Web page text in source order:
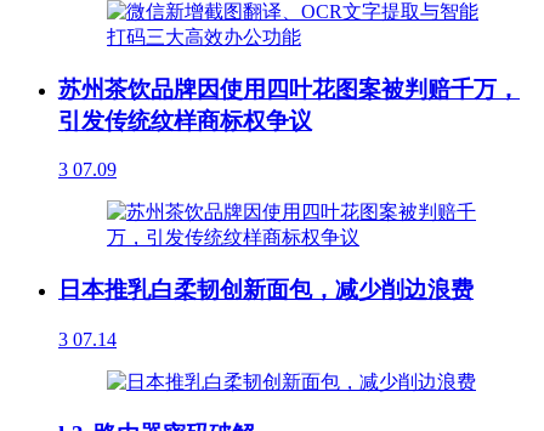
苏州茶饮品牌因使用四叶花图案被判赔千万，
引发传统纹样商标权争议
3 07.09
日本推乳白柔韧创新面包，减少削边浪费
3 07.14